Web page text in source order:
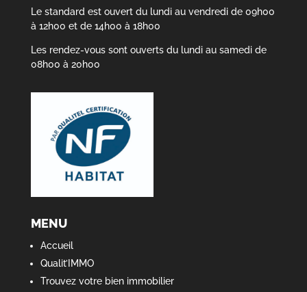
Le standard est ouvert du lundi au vendredi de 09h00
à 12h00 et de 14h00 à 18h00
Les rendez-vous sont ouverts du lundi au samedi de
08h00 à 20h00
MENU
Accueil
Qualit’IMMO
Trouvez votre bien immobilier